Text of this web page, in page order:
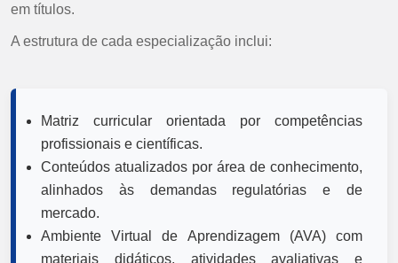
em títulos.
A estrutura de cada especialização inclui:
Matriz curricular orientada por competências
profissionais e científicas.
Conteúdos atualizados por área de conhecimento,
alinhados às demandas regulatórias e de
mercado.
Ambiente Virtual de Aprendizagem (AVA) com
materiais didáticos, atividades avaliativas e